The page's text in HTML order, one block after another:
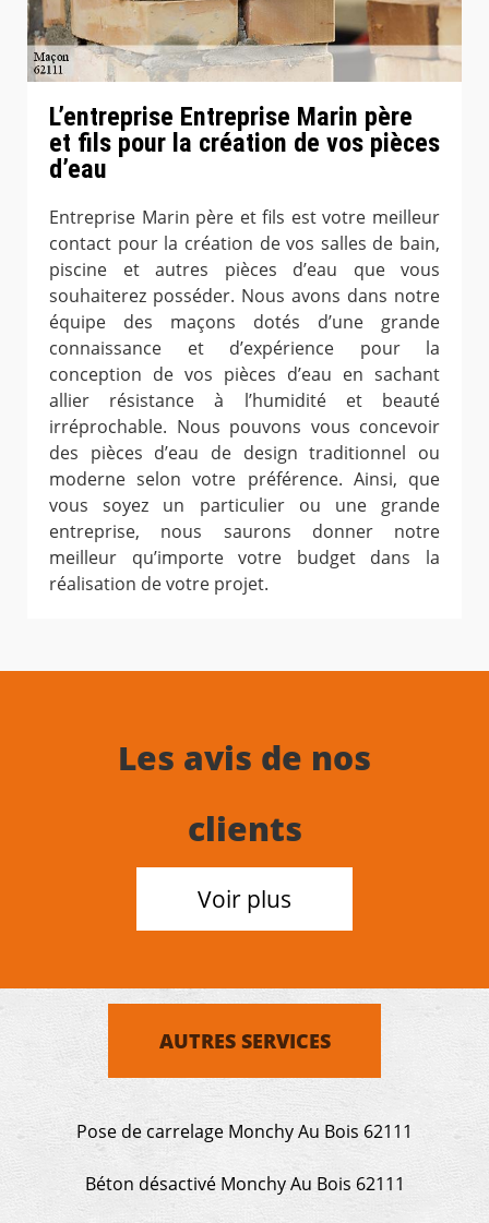
L’entreprise Entreprise Marin père
et fils pour la création de vos pièces
d’eau
Entreprise Marin père et fils est votre meilleur
contact pour la création de vos salles de bain,
piscine et autres pièces d’eau que vous
souhaiterez posséder. Nous avons dans notre
équipe des maçons dotés d’une grande
connaissance et d’expérience pour la
conception de vos pièces d’eau en sachant
allier résistance à l’humidité et beauté
irréprochable. Nous pouvons vous concevoir
des pièces d’eau de design traditionnel ou
moderne selon votre préférence. Ainsi, que
vous soyez un particulier ou une grande
entreprise, nous saurons donner notre
meilleur qu’importe votre budget dans la
réalisation de votre projet.
Les avis de nos
clients
Voir plus
AUTRES SERVICES
Pose de carrelage Monchy Au Bois 62111
Béton désactivé Monchy Au Bois 62111